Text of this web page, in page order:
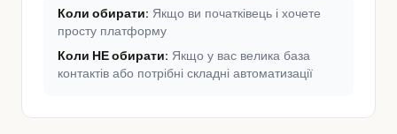
Коли обирати: Якщо ви початківець і хочете
просту платформу
Коли НЕ обирати: Якщо у вас велика база
контактів або потрібні складні автоматизації